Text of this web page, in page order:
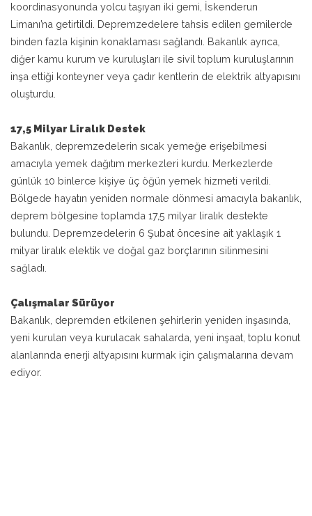
koordinasyonunda yolcu taşıyan iki gemi, İskenderun
Limanı’na getirtildi. Depremzedelere tahsis edilen gemilerde
binden fazla kişinin konaklaması sağlandı. Bakanlık ayrıca,
diğer kamu kurum ve kuruluşları ile sivil toplum kuruluşlarının
inşa ettiği konteyner veya çadır kentlerin de elektrik altyapısını
oluşturdu.
17,5 Milyar Liralık Destek
Bakanlık, depremzedelerin sıcak yemeğe erişebilmesi
amacıyla yemek dağıtım merkezleri kurdu. Merkezlerde
günlük 10 binlerce kişiye üç öğün yemek hizmeti verildi.
Bölgede hayatın yeniden normale dönmesi amacıyla bakanlık,
deprem bölgesine toplamda 17,5 milyar liralık destekte
bulundu. Depremzedelerin 6 Şubat öncesine ait yaklaşık 1
milyar liralık elektik ve doğal gaz borçlarının silinmesini
sağladı.
Çalışmalar Sürüyor
Bakanlık, depremden etkilenen şehirlerin yeniden inşasında,
yeni kurulan veya kurulacak sahalarda, yeni inşaat, toplu konut
alanlarında enerji altyapısını kurmak için çalışmalarına devam
ediyor.